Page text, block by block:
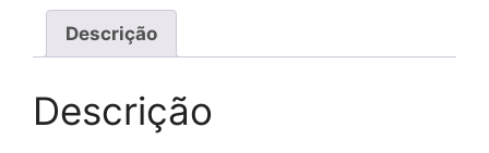
Descrição
Descrição